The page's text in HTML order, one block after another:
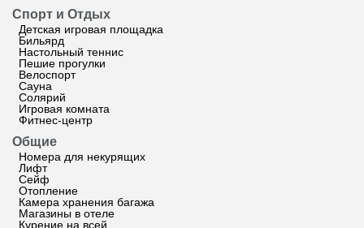
Спорт и Отдых
Детская игровая площадка
Бильярд
Настольный теннис
Пешие прогулки
Велоспорт
Сауна
Солярий
Игровая комната
Фитнес-центр
Общие
Номера для некурящих
Лифт
Сейф
Отопление
Камера хранения багажа
Магазины в отеле
Курение на всей